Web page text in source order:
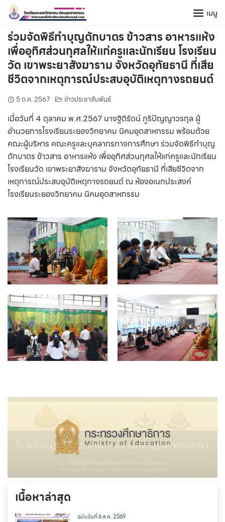
Skip
content
เมนู
ร่วมจัดพิธีทำบุญตักบาตร ข้าวสาร อาหารแห้ง
เพื่ออุทิศส่วนกุศลให้แก่ครูและนักเรียน โรงเรียน
วัด เขาพระยาสังฆาราม จังหวัดอุทัยธานี ที่เสีย
ชีวิตจากเหตุการณ์ประสบอุบัติเหตุทางรถยนต์
5 ต.ค. 2567 ข่าวประชาสัมพันธ์
เมื่อวันที่ 4 ตุลาคม พ.ศ.2567 นางฐิติรัตน์ ภูริปัญญาวรกุล ผู้
อำนวยการโรงเรียนระยองวิทยาคม นิคมอุตสาหกรรม พร้อมด้วย
คณะผู้บริหาร คณะครูและบุคลากรทางการศึกษา ร่วมจัดพิธีทำบุญ
ตักบาตร ข้าวสาร อาหารแห้ง เพื่ออุทิศส่วนกุศลให้แก่ครูและนักเรียน
โรงเรียนวัด เขาพระยาสังฆาราม จังหวัดอุทัยธานี ที่เสียชีวิตจาก
เหตุการณ์ประสบอุบัติเหตุทางรถยนต์ ณ ห้องอเนกประสงค์
โรงเรียนระยองวิทยาคม นิคมอุตสาหกรรม
เนื้อหาล่าสุด
ฉบับวันที่ 6 ส.ค. 2569